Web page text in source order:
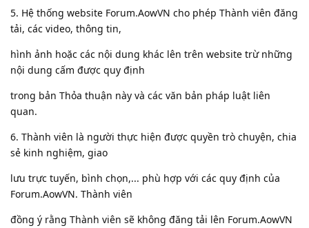
5. Hệ thống website Forum.AowVN cho phép Thành viên đăng
tải, các video, thông tin,
hình ảnh hoặc các nội dung khác lên trên website trừ những
nội dung cấm được quy định
trong bản Thỏa thuận này và các văn bản pháp luật liên
quan.
6. Thành viên là người thực hiện được quyền trò chuyện, chia
sẻ kinh nghiệm, giao
lưu trực tuyến, bình chọn,... phù hợp với các quy định của
Forum.AowVN. Thành viên
đồng ý rằng Thành viên sẽ không đăng tải lên Forum.AowVN